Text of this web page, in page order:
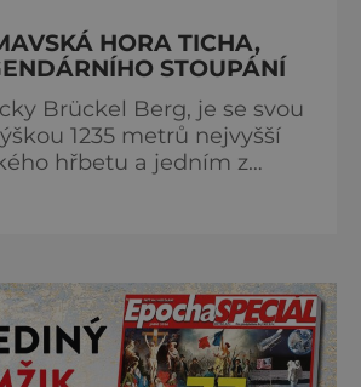
HORA TICHA,
STOUPÁNÍ
Brückel Berg, je se svou
1235 metrů nejvyšší
hřbetu a jedním z
nestojí v centru hlavních
uchovává syrový horský
a zvláštní atmosféru
kde se střídá hustý les